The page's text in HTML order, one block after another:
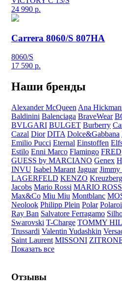
24 990 р.
Carrera 8060/S 807HA
8060/S
17 590 р.
Наши бренды
Alexander McQueen Ana
Baldinini Balenciaga BraveWear
BVLGARI BULGET Burberry
Cazal Dior DITA Dolce&Gabbana
Emilio Pucci Eternal Einstoffen
Estilo Enni Marco Flamingo FRED
GUESS by MARCIANO Genex
INVU Isabel Marant Jaguar Jimmy
LAGERFELD KENZO
Jacobs Mario Rossi MARIO
Max&Co Miu Miu Montblanc
Neolook Philipp Plein Polar
Ray Ban Salvatore Ferragamo
Swarovski T-Charge TOMMY
Trussardi Valentin Yudashkin
Saint Laurent MISSONI
Показать все
Отзывы